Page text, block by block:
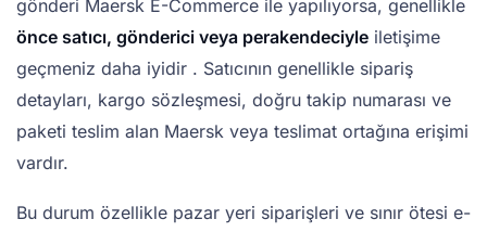
gönderi Maersk E-Commerce ile yapılıyorsa, genellikle
önce satıcı, gönderici veya perakendeciyle iletişime
geçmeniz daha iyidir . Satıcının genellikle sipariş
detayları, kargo sözleşmesi, doğru takip numarası ve
paketi teslim alan Maersk veya teslimat ortağına erişimi
vardır.
Bu durum özellikle pazar yeri siparişleri ve sınır ötesi e-